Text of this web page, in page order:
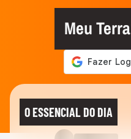
Meu Terra
O ESSENCIAL DO DIA